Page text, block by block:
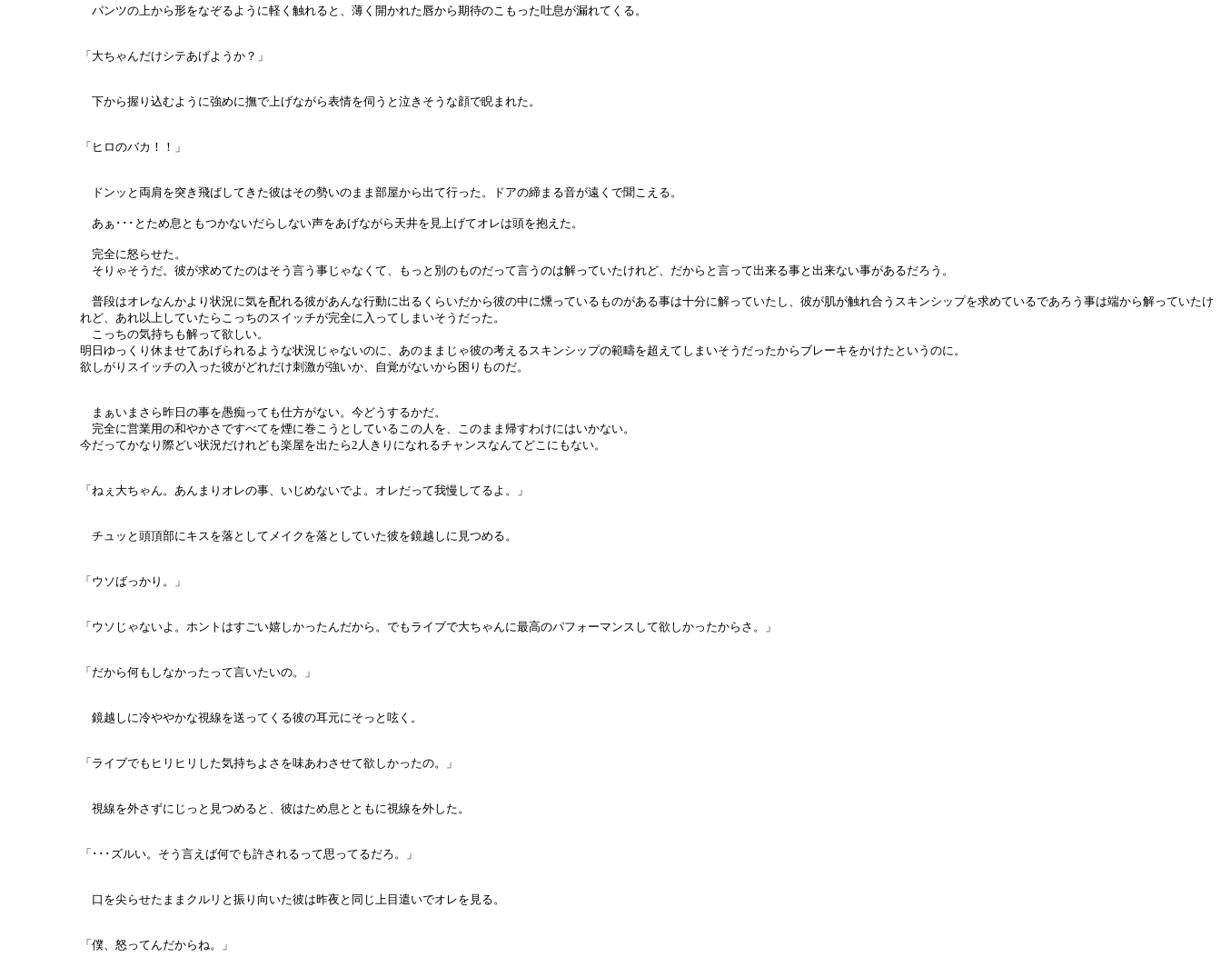
パンツの上から形をなぞるように軽く触れると、薄く開かれた唇から期待のこもった吐息が漏れてくる。
「大ちゃんだけシテあげようか？」
下から握り込むように強めに撫で上げながら表情を伺うと泣きそうな顔で睨まれた。
「ヒロのバカ！！」
ドンッと両肩を突き飛ばしてきた彼はその勢いのまま部屋から出て行った。ドアの締まる音が遠くで聞こえる。
あぁ･･･とため息ともつかないだらしない声をあげながら天井を見上げてオレは頭を抱えた。
完全に怒らせた。
そりゃそうだ。彼が求めてたのはそう言う事じゃなくて、もっと別のものだって言うのは解っていたけれど、だからと言って出来る事と出来ない事があるだろう。
普段はオレなんかより状況に気を配れる彼があんな行動に出るくらいだから彼の中に燻っているものがある事は十分に解っていたし、彼が肌が触れ合うスキンシップを求めているであろう事は端から解っていたけ
れど、あれ以上していたらこっちのスイッチが完全に入ってしまいそうだった。
こっちの気持ちも解って欲しい。
明日ゆっくり休ませてあげられるような状況じゃないのに、あのままじゃ彼の考えるスキンシップの範疇を超えてしまいそうだったからブレーキをかけたというのに。
欲しがりスイッチの入った彼がどれだけ刺激が強いか、自覚がないから困りものだ。
まぁいまさら昨日の事を愚痴っても仕方がない。今どうするかだ。
完全に営業用の和やかさですべてを煙に巻こうとしているこの人を、このまま帰すわけにはいかない。
今だってかなり際どい状況だけれども楽屋を出たら2人きりになれるチャンスなんてどこにもない。
「ねぇ大ちゃん。あんまりオレの事、いじめないでよ。オレだって我慢してるよ。」
チュッと頭頂部にキスを落としてメイクを落としていた彼を鏡越しに見つめる。
「ウソばっかり。」
「ウソじゃないよ。ホントはすごい嬉しかったんだから。でもライブで大ちゃんに最高のパフォーマンスして欲しかったからさ。」
「だから何もしなかったって言いたいの。」
鏡越しに冷ややかな視線を送ってくる彼の耳元にそっと呟く。
「ライブでもヒリヒリした気持ちよさを味あわさせて欲しかったの。」
視線を外さずにじっと見つめると、彼はため息とともに視線を外した。
「･･･ズルい。そう言えば何でも許されるって思ってるだろ。」
口を尖らせたままクルリと振り向いた彼は昨夜と同じ上目遣いでオレを見る。
「僕、怒ってんだからね。」